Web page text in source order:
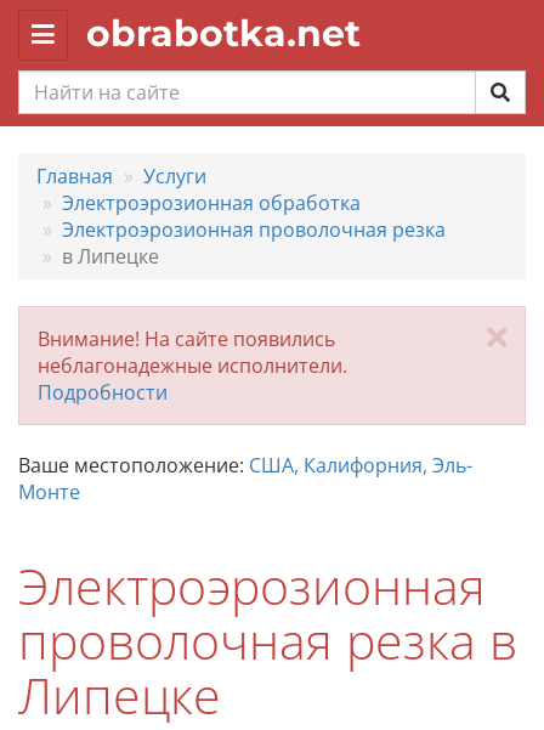
Toggle
navigation
obrabotka.net
Главная
Услуги
Электроэрозионная обработка
Электроэрозионная проволочная резка
в Липецке
Внимание! На сайте появились
неблагонадежные исполнители.
Подробности
Ваше местоположение: США, Калифорния, Эль-
Монте
Электроэрозионная
проволочная резка в
Липецке